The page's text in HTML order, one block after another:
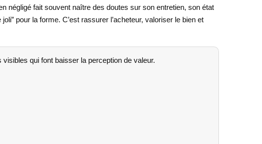
négligé fait souvent naître des doutes sur son entretien, son état
pour la forme. C’est rassurer l’acheteur, valoriser le bien et
qui font baisser la perception de valeur.